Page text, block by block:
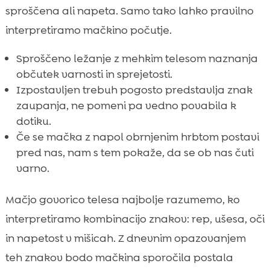
sproščena ali napeta. Samo tako lahko pravilno
interpretiramo mačkino počutje.
Sproščeno ležanje z mehkim telesom naznanja
občutek varnosti in sprejetosti.
Izpostavljen trebuh pogosto predstavlja znak
zaupanja, ne pomeni pa vedno povabila k
dotiku.
Če se mačka z napol obrnjenim hrbtom postavi
pred nas, nam s tem pokaže, da se ob nas čuti
varno.
Mačjo govorico telesa najbolje razumemo, ko
interpretiramo kombinacijo znakov: rep, ušesa, oči
in napetost v mišicah. Z dnevnim opazovanjem
teh znakov bodo mačkina sporočila postala